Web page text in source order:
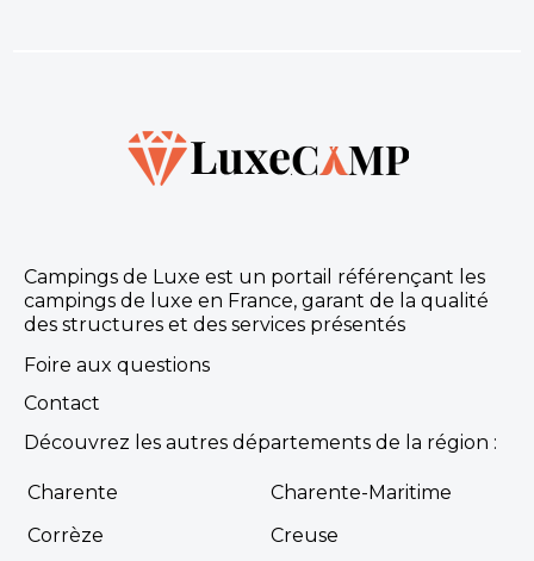
Pour votre séjour en Gironde, les Lacs, camping 5
étoiles situé à Soulac-sur-Mer sera enchanté de
vous compter parmi eux pour
Soulac-sur-Mer, Gironde , Nouvelle-Aquitaine
Aucune information tarifaire disponible
Découvrir
Campings de Luxe est un portail référençant les
campings de luxe en France, garant de la qualité
des structures et des services présentés
Foire aux questions
Contact
Découvrez les autres départements de la région :
Charente
Charente-Maritime
Corrèze
Creuse